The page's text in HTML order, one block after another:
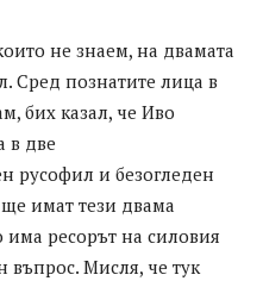
не знаем, на двамата
Сред познатите лица в
бих казал, че Иво
в две
русофил и безогледен
имат тези двама
ресорът на силовия
Мисля, че тук